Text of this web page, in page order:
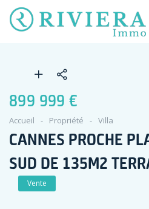
899 999 €
Accueil Propriété Villa
CANNES PROCHE
SUD DE 135M2
Vente